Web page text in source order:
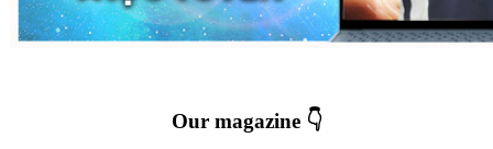
Our magazine 👇